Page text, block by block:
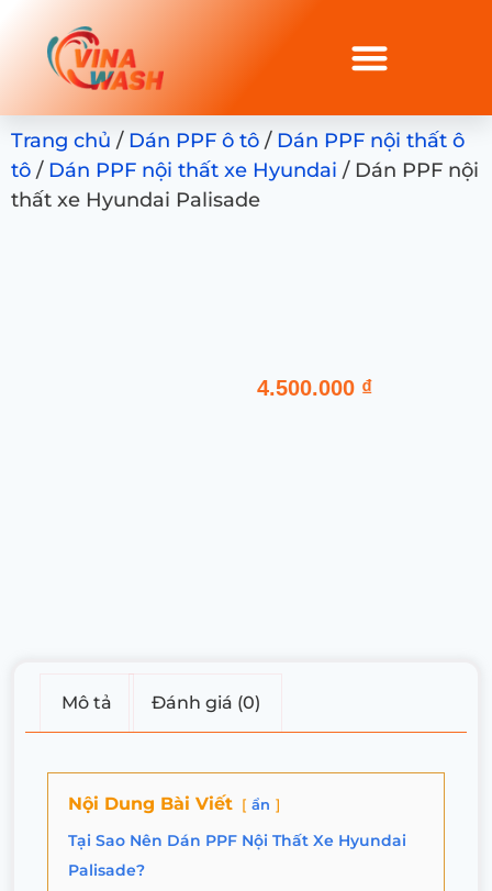
Trang chủ / Dán PPF ô tô / Dán PPF nội thất ô
tô / Dán PPF nội thất xe Hyundai / Dán PPF nội
thất xe Hyundai Palisade
4.500.000 ₫
Mô tả Đánh giá (0)
Nội Dung Bài Viết ẩn
Tại Sao Nên Dán PPF Nội Thất Xe Hyundai
Palisade?